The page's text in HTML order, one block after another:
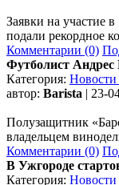
Заявки на участие
подали рекордное
Комментарии (0)
Футболист Андрес
Категория: Новости
автор: Barista | 23-
Полузащитник
владельцем
Комментарии (0)
В Ужгороде
Категория: Новости